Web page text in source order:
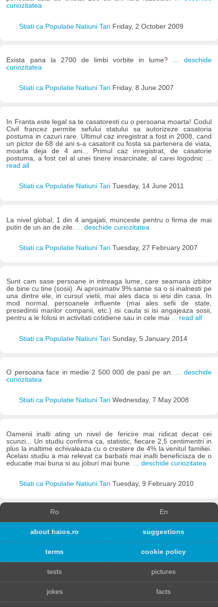
curiozitatea
Stiati ca Populatie Natiuni Tari Friday, 2 October 2009
Exista pana la 2700 de limbi vorbite in lume? ... deschide
curiozitatea
Stiati ca Populatie Natiuni Tari Friday, 8 June 2007
In Franta este legal sa te casatoresti cu o persoana moarta! Codul
Civil francez permite sefului statului sa autorizeze casatoria
postuma in cazuri rare. Ultimul caz inregistrat a fost in 2008, cand
un pictor de 68 de ani s-a casatorit cu fosta sa partenera de viata,
moarta deja de 4 ani... Primul caz inregistrat, de casatorie
postuma, a fost cel al unei tinere insarcinate, al carei logodnic
read all
Stiati ca Populatie Natiuni Tari Tuesday, 14 June 2011
La nivel global, 1 din 4 angajati, munceste pentru o firma de mai
putin de un an de zile.
... deschide curiozitatea
Stiati ca Populatie Natiuni Tari Tuesday, 27 February 2007
Sunt cam sase persoane in intreaga lume, care seamana izbitor
de bine cu tine (sosii). Ai aproximativ 9% sanse sa o si inalnesti pe
una dintre ele, in cursul vietii, mai ales daca si iesi din casa. In
mod normal, persoanele influente (mai ales sefii de state,
presedintii marilor companii, etc.) isi cauta si isi angajeaza sosii,
pentru a le folosi in activitati cotidiene sau in cele mai ... read all
Stiati ca Populatie Natiuni Tari Sunday, 5 January 2014
O persoana face in medie 2 500 000 de pasi pe an. ... deschide
curiozitatea
Stiati ca Populatie Natiuni Tari Wednesday, 7 May 2008
Oamenii inalti ating un nivel de fericire mai ridicat decat cei
scunzi... Un studiu confirma ca, statistic, fiecare 2,5 centimentri in
plus la inaltime echivaleaza cu o crestere de 4% la venitul familiei.
Acelasi studiu a mai relevat ca barbatii mai inalti beneficiaza de o
educatie mai buna si au joburi mai bune.
... deschide curiozitatea
Stiati ca Populatie Natiuni Tari Tuesday, 9 February 2010
Ro En
about haios.ro suggestions
terms cookie policy
tests pictures
jokes facts